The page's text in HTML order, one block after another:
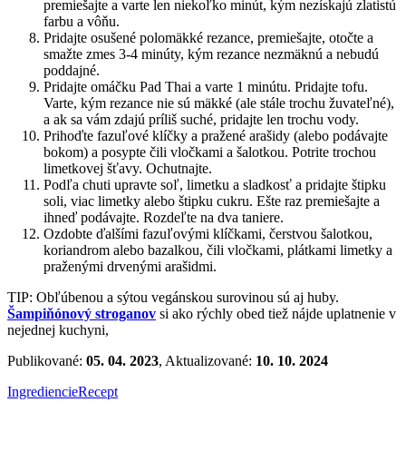
premiešajte a varte len niekoľko minút, kým nezískajú zlatistú
farbu a vôňu.
Pridajte osušené polomäkké rezance, premiešajte, otočte a
smažte zmes 3-4 minúty, kým rezance nezmäknú a nebudú
poddajné.
Pridajte omáčku Pad Thai a varte 1 minútu. Pridajte tofu.
Varte, kým rezance nie sú mäkké (ale stále trochu žuvateľné),
a ak sa vám zdajú príliš suché, pridajte len trochu vody.
Prihoďte fazuľové klíčky a pražené arašidy (alebo podávajte
bokom) a posypte čili vločkami a šalotkou. Potrite trochou
limetkovej šťavy. Ochutnajte.
Podľa chuti upravte soľ, limetku a sladkosť a pridajte štipku
soli, viac limetky alebo štipku cukru. Ešte raz premiešajte a
ihneď podávajte. Rozdeľte na dva taniere.
Ozdobte ďalšími fazuľovými klíčkami, čerstvou šalotkou,
koriandrom alebo bazalkou, čili vločkami, plátkami limetky a
praženými drvenými arašidmi.
TIP: Obľúbenou a sýtou vegánskou surovinou sú aj huby.
Šampiňónový stroganov si ako rýchly obed tiež nájde uplatnenie v
nejednej kuchyni,
Publikované: 05. 04. 2023, Aktualizované: 10. 10. 2024
IngrediencieRecept